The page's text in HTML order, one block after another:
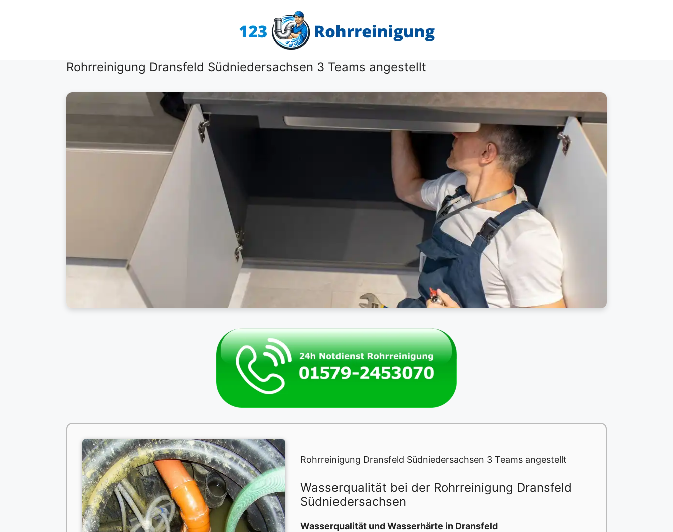
Rohrreinigung Dransfeld Südniedersachsen 3 Teams angestellt
Rohrreinigung Dransfeld Südniedersachsen 3 Teams angestellt
Wasserqualität bei der Rohrreinigung Dransfeld
Südniedersachsen
Wasserqualität und Wasserhärte in Dransfeld